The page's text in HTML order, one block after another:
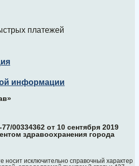
информации
00334362 от 10 сентября 2019
здравоохранения города
исключительно справочный характер